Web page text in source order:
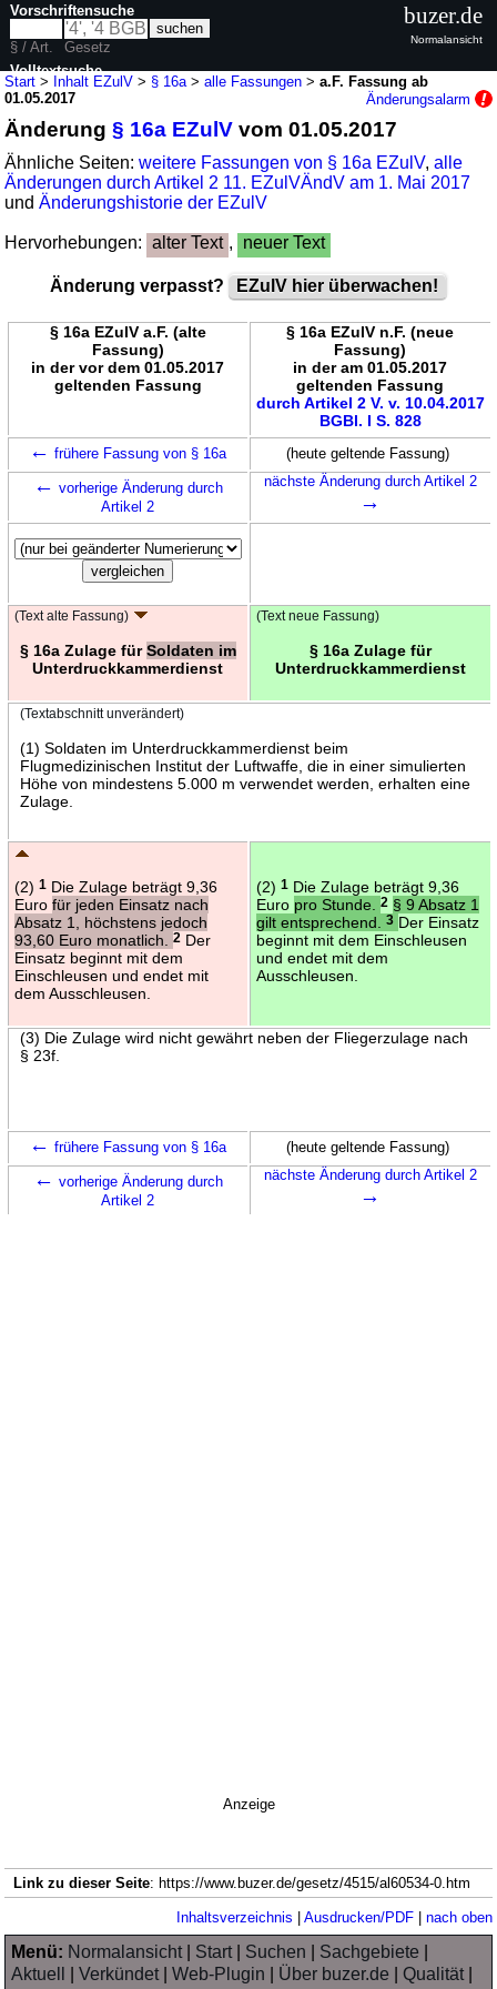
Start > Inhalt EZulV > § 16a >alle Fassungen >a.F. Fassung ab
01.05.2017
Änderungsalarm
Änderung§ 16a EZulV vom 01.05.2017
Ähnliche Seiten:weitere Fassungen von § 16a EZulV,alle
Änderungen durch Artikel 2 11. EZulVÄndV am 1. Mai 2017
undÄnderungshistorie der EZulV
Hervorhebungen: alter Text , neuer Text
Änderung verpasst? EZulV hier überwachen!
§ 16a EZulV a.F. (alte
Fassung)
in der vor dem 01.05.2017
geltenden Fassung
§ 16a EZulV n.F. (neue
Fassung)
in der am 01.05.2017
geltenden Fassung
durch Artikel 2 V. v. 10.04.2017
BGBl. I S. 828
← frühere Fassung von § 16a (heute geltende Fassung)
← vorherige Änderung durch
Artikel 2
nächste Änderung durch Artikel 2
→
(Text alte Fassung)
§ 16a Zulage fürSoldaten im
Unterdruckkammerdienst
(Text neue Fassung)
§ 16a Zulage für
Unterdruckkammerdienst
(Textabschnitt unverändert)
(1) Soldaten im Unterdruckkammerdienst beim
Flugmedizinischen Institut der Luftwaffe, die in einer simulierten
Höhe von mindestens 5.000 m verwendet werden, erhalten eine
Zulage.
(2) 1Die Zulage beträgt 9,36
Euro für jeden Einsatz nach
Absatz 1, höchstens jedoch
93,60 Euro monatlich.
2Der
Einsatz beginnt mit dem
Einschleusen und endet mit
dem Ausschleusen.
(2) 1Die Zulage beträgt 9,36
Euro pro Stunde. 2 § 9 Absatz 1
gilt entsprechend.
3 Der Einsatz
beginnt mit dem Einschleusen
und endet mit dem
Ausschleusen.
(3) Die Zulage wird nicht gewährt neben der Fliegerzulage nach
§ 23f.
← frühere Fassung von § 16a (heute geltende Fassung)
← vorherige Änderung durch
Artikel 2
nächste Änderung durch Artikel 2
→
Vorschriftensuche
§ / Art.
Gesetz
Volltextsuche
buzer.de
Normalansicht
Anzeige
Link zu dieser Seite: https://www.buzer.de/gesetz/4515/al60534-0.htm
Inhaltsverzeichnis | Ausdrucken/PDF| nach oben
Menü: Normalansicht| Start| Suchen Sachgebiete
Aktuell
|Verkündet|Web-Plugin Über buzer.de |Qualität|